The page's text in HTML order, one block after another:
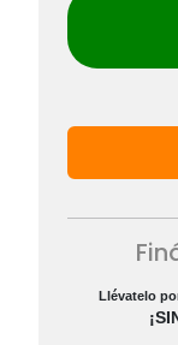
Llévatelo